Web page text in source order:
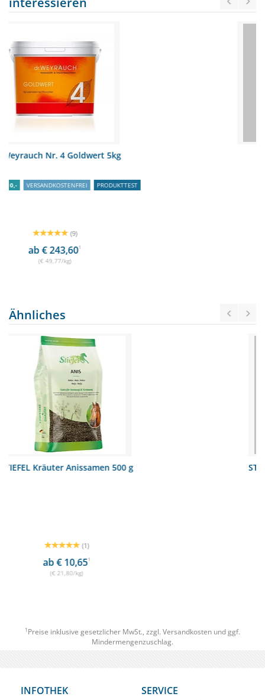
E-line Torgriffset
SCHNÄPPCHEN
Ähnliches
STIEFEL Stoffwechselkräuter 1kg
1 Preise inklusive gesetzlicher MwSt., zzgl. Versandkosten und ggf.
Mindermengenzuschlag.
INFOTHEK SERVICE